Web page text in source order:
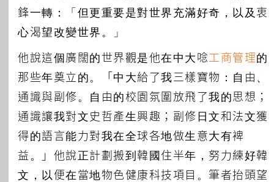
鋒一轉：「但更重要是對世界充滿好奇，以及衷
心渴望改變世界。」
他說這個廣闊的世界觀是他在中大唸工商管理的
那些年奠立的。「中大給了我三樣寶物：自由、
通識與副修。自由的校園氛圍放飛了我的思想；
通識讓我對文史哲產生興趣；副修日文和法文獲
得的語言能力對我在全球各地做生意大有裨
益。」他說正計劃搬到韓國住半年，努力練好韓
文，以便在當地物色健康科技項目。筆者抬頭望